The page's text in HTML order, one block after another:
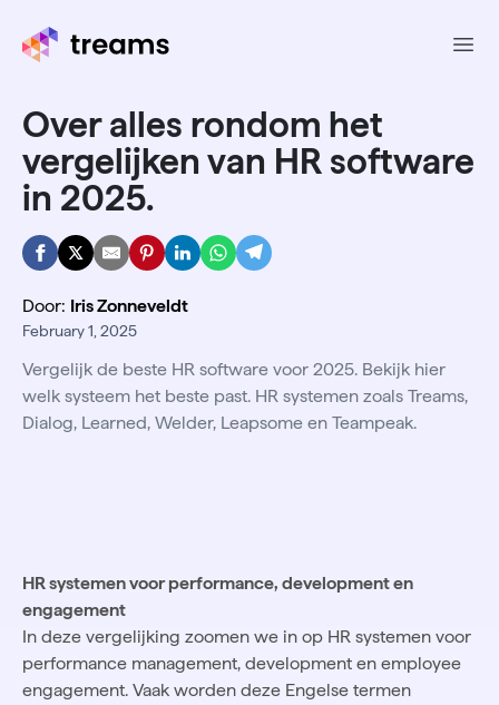
Over alles rondom het
vergelijken van HR software
in 2025.
Door: Iris Zonneveldt
February 1, 2025
Vergelijk de beste HR software voor 2025. Bekijk hier
welk systeem het beste past. HR systemen zoals Treams,
Dialog, Learned, Welder, Leapsome en Teampeak.
HR systemen voor performance, development en
engagement
In deze vergelijking zoomen we in op HR systemen voor
performance management, development en employee
engagement. Vaak worden deze Engelse termen